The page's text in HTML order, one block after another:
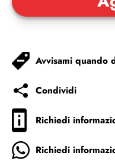
Avvisami quando
Condividi
Richiedi
Richiedi